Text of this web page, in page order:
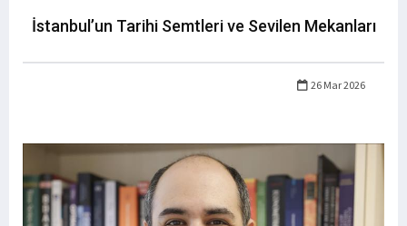
İstanbul’un Tarihi Semtleri ve Sevilen Mekanları
26 Mar 2026